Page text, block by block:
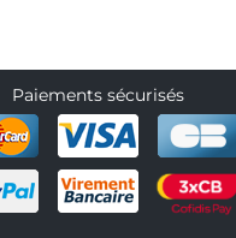
Paiements sécurisés